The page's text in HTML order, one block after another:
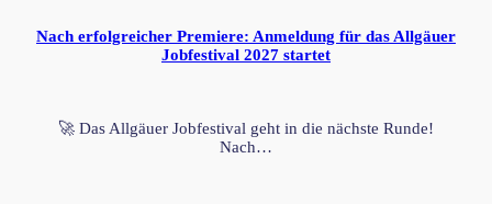
Nach erfolgreicher Premiere: Anmeldung für das Allgäuer
Jobfestival 2027 startet
🚀 Das Allgäuer Jobfestival geht in die nächste Runde!
Nach…